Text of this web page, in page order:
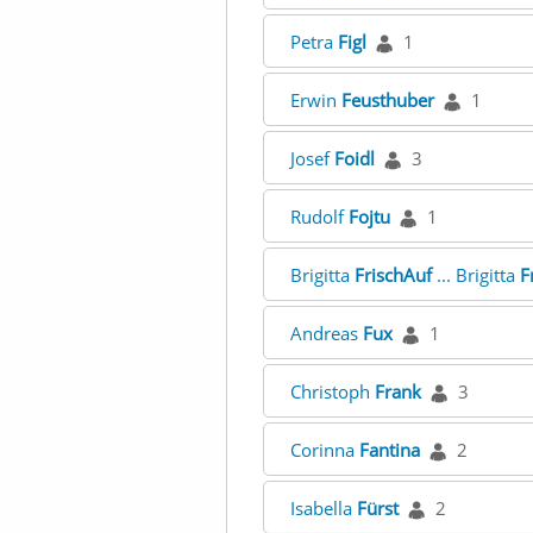
Petra Figl 1
Erwin Feusthuber 1
Josef Foidl 3
Rudolf Fojtu 1
Brigitta FrischAuf... Brigitta
Andreas Fux 1
Christoph Frank 3
Corinna Fantina 2
Isabella Fürst 2